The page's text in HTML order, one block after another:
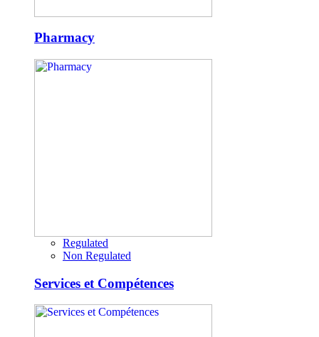
Pharmacy
Regulated
Non Regulated
Services et Compétences